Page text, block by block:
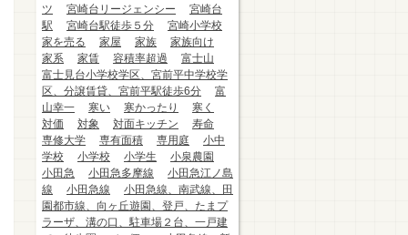
ツ
宮崎台リージェンシー
宮崎台
駅
宮崎台駅徒歩５分
宮崎小学校
家を売る
家屋 家族
家族向け
家系
家賃 容積率超過
富士山
富士見台小学校学区、宮前平中学校学
区、分譲賃貸、宮前平駅徒歩6分
富
山幸一
寒い 寒かったり
寒く
対価
対象 対面キッチン
寿命
専修大学
専有面積 専用庭
小中
学校
小学校 小学生
小泉農園
小田急
小田急多摩線
小田急江ノ島
線
小田急線
小田急線、南武線、田
園都市線、向ヶ丘遊園、登戸、たまプ
ラーザ、溝の口、駐車場２台、一戸建